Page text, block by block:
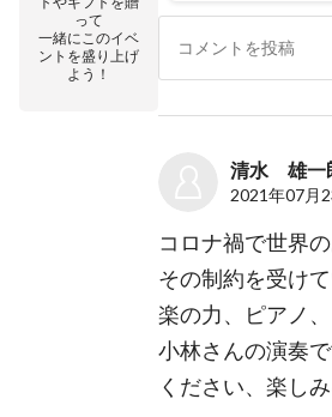
って
一緒にこのイベ
ントを盛り上げ
よう！
清水 雄一
2021年07月
コロナ禍で世界
その制約を受け
楽の力、ピアノ
小林さんの演奏
ください、楽し